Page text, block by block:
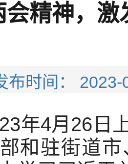
会精神，
布时间：
4月26日上
和驻街道